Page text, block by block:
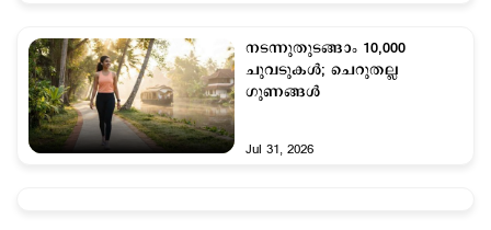
നടന്നുതുടങ്ങാം 10,000
ചുവടുകള്‍; ചെറുതല്ല
ഗുണങ്ങള്‍
Jul 31, 2026